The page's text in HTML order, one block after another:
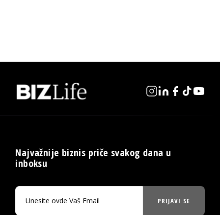
Najvažnije biznis priče svakog dana u
inboksu
PRIJAVI SE